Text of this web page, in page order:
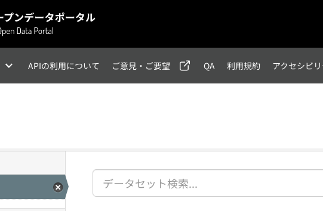
APIの利用について ご意見・ご要望 QA 利用規約 アクセシビ